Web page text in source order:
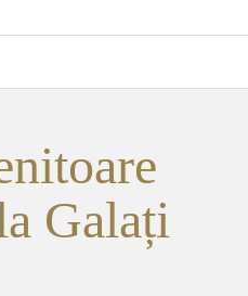
Galați